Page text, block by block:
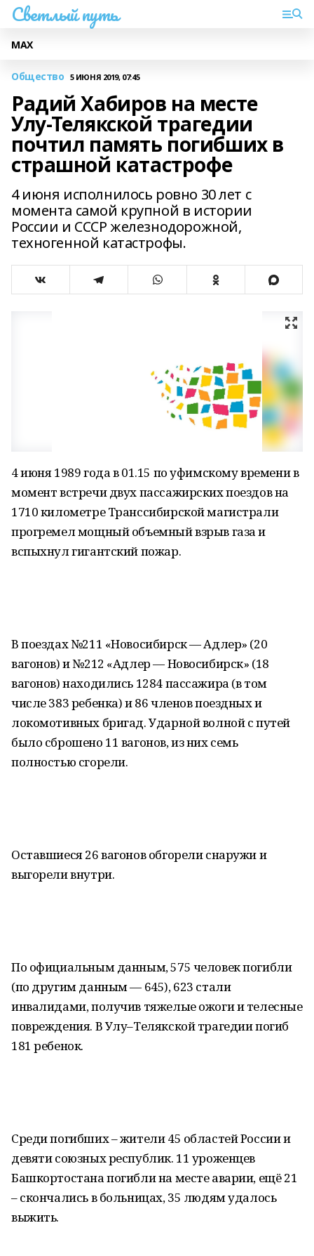
Светлый путь
МАХ
Общество 5 ИЮНЯ 2019, 07:45
Радий Хабиров на месте
Улу-Телякской трагедии
почтил память погибших в
страшной катастрофе
4 июня исполнилось ровно 30 лет с
момента самой крупной в истории
России и СССР железнодорожной,
техногенной катастрофы.
4 июня 1989 года в 01.15 по уфимскому времени в
момент встречи двух пассажирских поездов на
1710 километре Транссибирской магистрали
прогремел мощный объемный взрыв газа и
вспыхнул гигантский пожар.
В поездах №211 «Новосибирск — Адлер» (20
вагонов) и №212 «Адлер — Новосибирск» (18
вагонов) находились 1284 пассажира (в том
числе 383 ребенка) и 86 членов поездных и
локомотивных бригад. Ударной волной с путей
было сброшено 11 вагонов, из них семь
полностью сгорели.
Оставшиеся 26 вагонов обгорели снаружи и
выгорели внутри.
По официальным данным, 575 человек погибли
(по другим данным — 645), 623 стали
инвалидами, получив тяжелые ожоги и телесные
повреждения. В Улу–Телякской трагедии погиб
181 ребенок.
Среди погибших – жители 45 областей России и
девяти союзных республик. 11 уроженцев
Башкортостана погибли на месте аварии, ещё 21
– скончались в больницах, 35 людям удалось
выжить.